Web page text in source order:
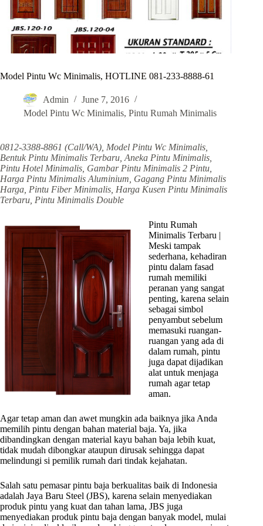
Model Pintu Wc Minimalis, HOTLINE 081-233-8888-61
Admin
June 7, 2016
Model Pintu Wc Minimalis, Pintu Rumah Minimalis
0812-3388-8861 (Call/WA), Model Pintu Wc Minimalis,
Bentuk Pintu Minimalis Terbaru, Aneka Pintu Minimalis,
Pintu Hotel Minimalis, Gambar Pintu Minimalis 2 Pintu,
Harga Pintu Minimalis Aluminium, Gagang Pintu Minimalis
Harga, Pintu Fiber Minimalis, Harga Kusen Pintu Minimalis
Terbaru, Pintu Minimalis Double
Pintu Rumah
Minimalis Terbaru |
Meski tampak
sederhana, kehadiran
pintu dalam fasad
rumah memiliki
peranan yang sangat
penting, karena selain
sebagai simbol
penyambut sebelum
memasuki ruangan-
ruangan yang ada di
dalam rumah, pintu
juga dapat dijadikan
alat untuk menjaga
rumah agar tetap
aman.
Agar tetap aman dan awet mungkin ada baiknya jika Anda
memilih pintu dengan bahan material baja. Ya, jika
dibandingkan dengan material kayu bahan baja lebih kuat,
tidak mudah dibongkar ataupun dirusak sehingga dapat
melindungi si pemilik rumah dari tindak kejahatan.
Salah satu pemasar pintu baja berkualitas baik di Indonesia
adalah Jaya Baru Steel (JBS), karena selain menyediakan
produk pintu yang kuat dan tahan lama, JBS juga
menyediakan produk pintu baja dengan banyak model, mulai